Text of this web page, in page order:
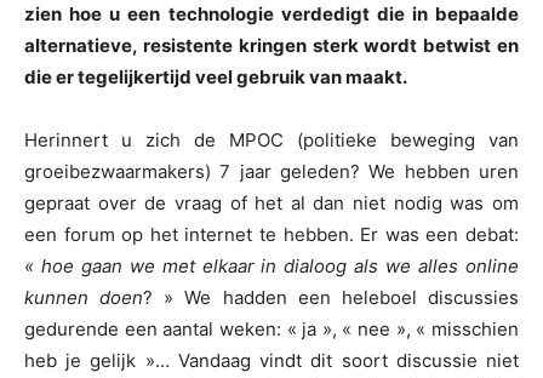
zien hoe u een technologie verdedigt die in bepaalde
alternatieve, resistente kringen sterk wordt betwist en
die er tegelijkertijd veel gebruik van maakt.
Herinnert u zich de MPOC (politieke beweging van
groeibezwaarmakers) 7 jaar geleden? We hebben uren
gepraat over de vraag of het al dan niet nodig was om
een forum op het internet te hebben. Er was een debat:
« hoe gaan we met elkaar in dialoog als we alles online
kunnen doen? » We hadden een heleboel discussies
gedurende een aantal weken: « ja », « nee », « misschien
heb je gelijk »… Vandaag vindt dit soort discussie niet